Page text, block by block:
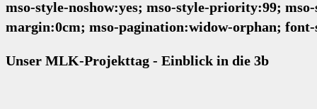
mso-style-noshow:yes; mso-style-priority:99;
margin:0cm; mso-pagination:widow-orphan;
Unser MLK-Projekttag - Einblick in die 3b